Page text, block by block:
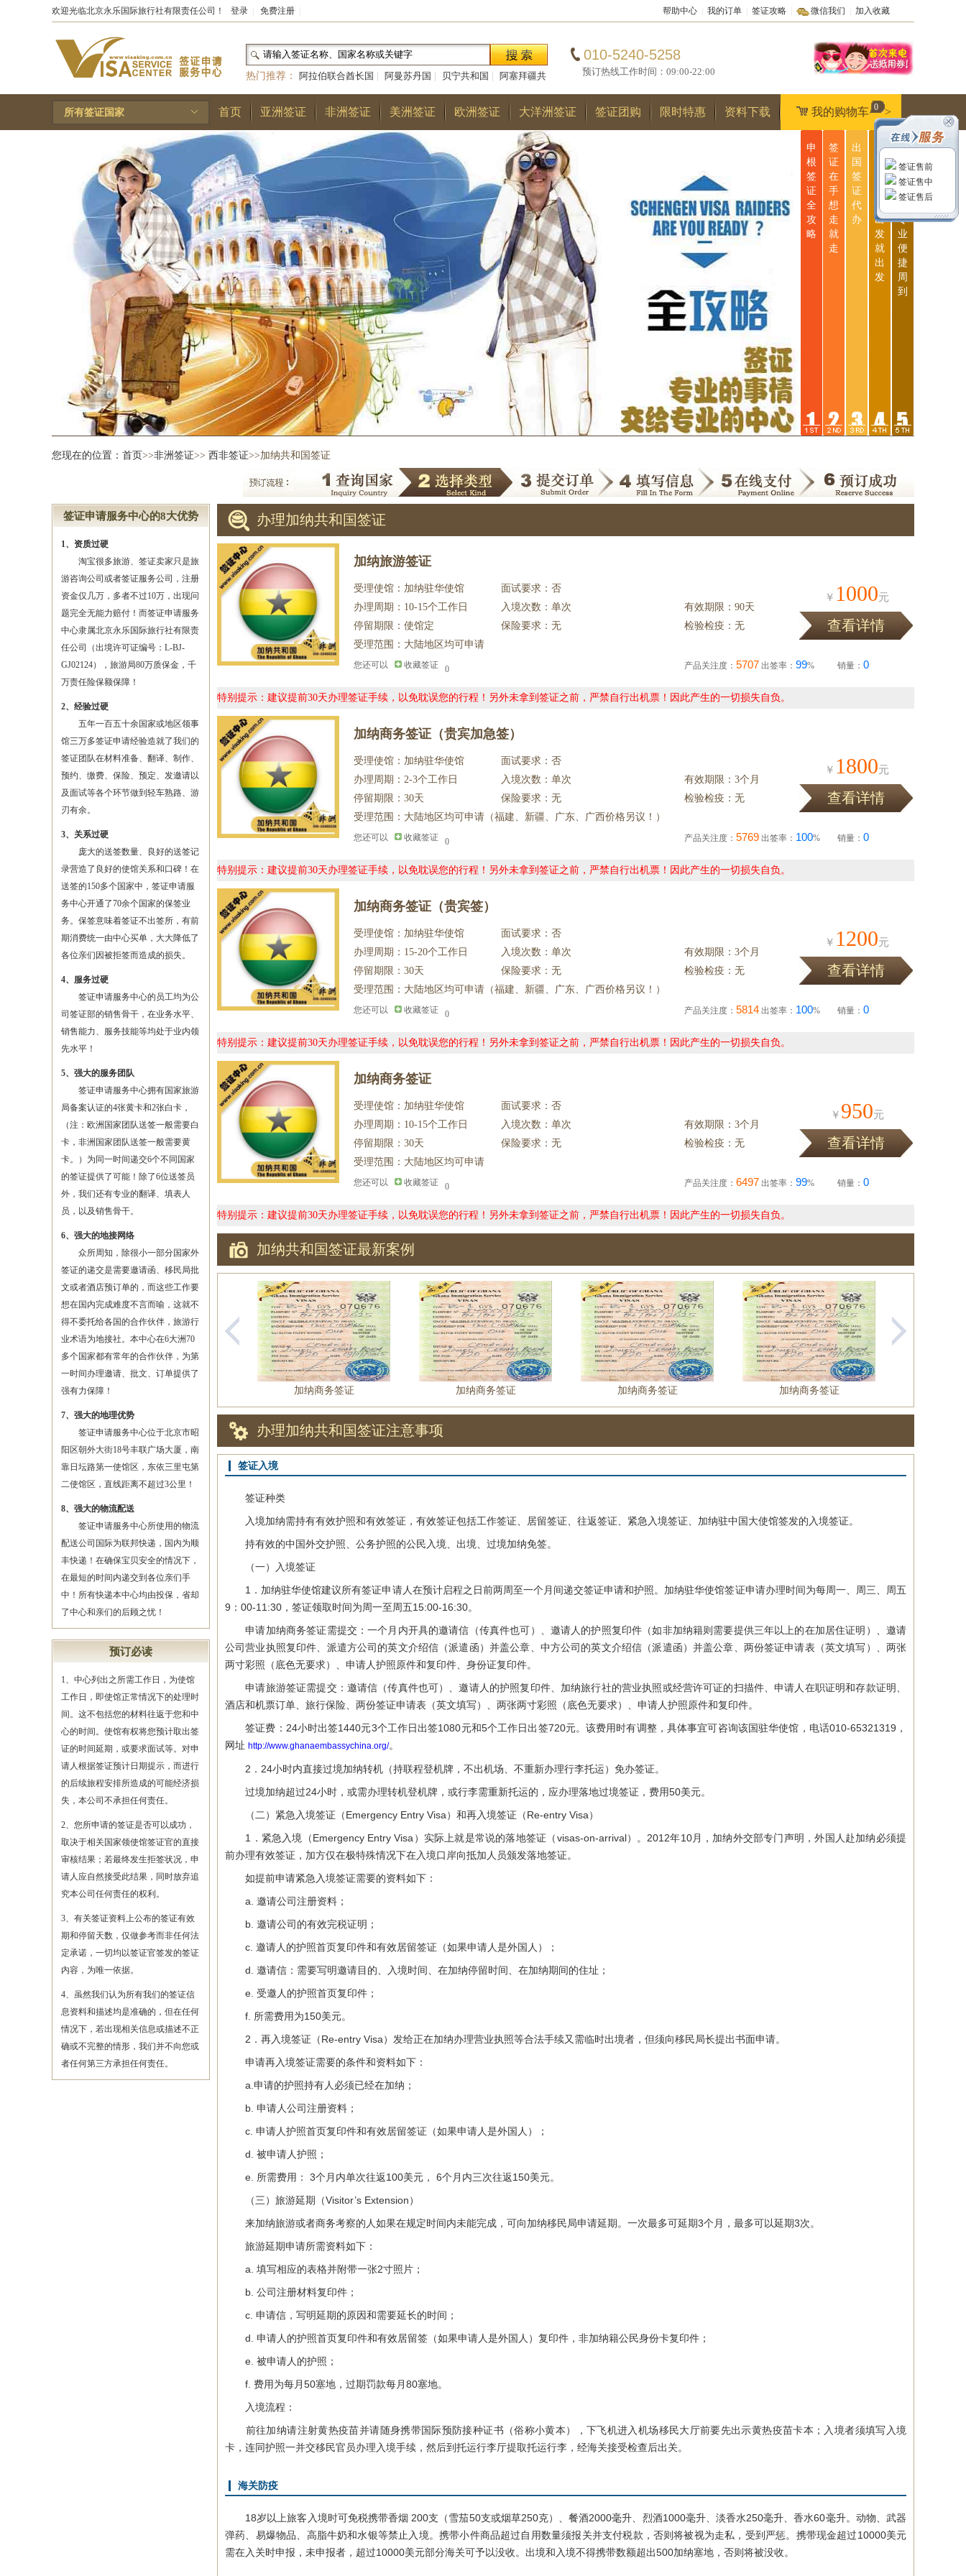
欢迎光临北京永乐国际旅行社有限责任公司！ 登录 免费注册 帮助中心 我的订单 签证攻略 微信我们 加入收藏
热门推荐： 阿拉伯联合酋长国 阿曼苏丹国 贝宁共和国
阿塞拜疆共
和国|布基纳法索|巴勒斯坦国|阿尔巴尼亚共和国|多哥共和国|巴
林王国|安道尔公国|
010-5240-5258
预订热线工作时间：09:00-22:00
所有签证国家 首页 亚洲签证 非洲签证 美洲签证 欧洲签证 大洋洲签证 签证团购 限时特惠 资料下载 我的购物车 >
0
申
根
签
证
全
攻
略
签
证
在
手
想
走
就
走
出
国
签
证
代
办
无
说
出
发
就
出
发
一
站
式
服
专
业
便
捷
周
到
您现在的位置： 首页>>非洲签证>> 西非签证>>加纳共和国签证
签证申请服务中心的8大优势
1、资质过硬
淘宝很多旅游、签证卖家只是旅
游咨询公司或者签证服务公司，注册
资金仅几万，多者不过10万，出现问
题完全无能力赔付！而签证申请服务
中心隶属北京永乐国际旅行社有限责
任公司（出境许可证编号：L-BJ-
GJ02124），旅游局80万质保金，千
万责任险保额保障！
2、经验过硬
五年一百五十余国家或地区领事
馆三万多签证申请经验造就了我们的
签证团队在材料准备、翻译、制作、
预约、缴费、保险、预定、发邀请以
及面试等各个环节做到轻车熟路、游
刃有余。
3、关系过硬
庞大的送签数量、良好的送签记
录营造了良好的使馆关系和口碑！在
送签的150多个国家中，签证申请服
务中心开通了70余个国家的保签业
务。保签意味着签证不出签所，有前
期消费统一由中心买单，大大降低了
各位亲们因被拒签而造成的损失。
4、服务过硬
签证申请服务中心的员工均为公
司签证部的销售骨干，在业务水平、
销售能力、服务技能等均处于业内领
先水平！
5、强大的服务团队
签证申请服务中心拥有国家旅游
局备案认证的4张黄卡和2张白卡，
（注：欧洲国家团队送签一般需要白
卡，非洲国家团队送签一般需要黄
卡。）为同一时间递交6个不同国家
的签证提供了可能！除了6位送签员
外，我们还有专业的翻译、填表人
员，以及销售骨干。
6、强大的地接网络
众所周知，除很小一部分国家外
签证的递交是需要邀请函、移民局批
文或者酒店预订单的，而这些工作要
想在国内完成难度不言而喻，这就不
得不委托给各国的合作伙伴，旅游行
业术语为地接社。本中心在6大洲70
多个国家都有常年的合作伙伴，为第
一时间办理邀请、批文、订单提供了
强有力保障！
7、强大的地理优势
签证申请服务中心位于北京市昭
阳区朝外大街18号丰联广场大厦，南
靠日坛路第一使馆区，东依三里屯第
二使馆区，直线距离不超过3公里！
8、强大的物流配送
签证申请服务中心所使用的物流
配送公司国际为联邦快递，国内为顺
丰快递！在确保宝贝安全的情况下，
在最短的时间内递交到各位亲们手
中！所有快递本中心均由投保，省却
了中心和亲们的后顾之忧！
预订必读
1、中心列出之所需工作日，为使馆
工作日，即使馆正常情况下的处理时
间。这不包括您的材料往返于您和中
心的时间。使馆有权将您预计取出签
证的时间延期，或要求面试等。对申
请人根据签证预计日期提示，而进行
的后续旅程安排所造成的可能经济损
失，本公司不承担任何责任。
2、您所申请的签证是否可以成功，
取决于相关国家领使馆签证官的直接
审核结果；若最终发生拒签状况，申
请人应自然接受此结果，同时放弃追
究本公司任何责任的权利。
3、有关签证资料上公布的签证有效
期和停留天数，仅做参考而非任何法
定承诺，一切均以签证官签发的签证
内容，为唯一依据。
4、虽然我们认为所有我们的签证信
息资料和描述均是准确的，但在任何
情况下，若出现相关信息或描述不正
确或不完整的情形，我们并不向您或
者任何第三方承担任何责任。
办理加纳共和国签证
加纳旅游签证
受理使馆：加纳驻华使馆
面试要求：否
办理周期：10-15个工作日
入境次数：单次
有效期限：90天
停留期限：使馆定
保险要求：无
检验检疫：无
受理范围：大陆地区均可申请
￥ 1000元
查看详情
您还可以 收藏签证 0 产品关注度：5707 出签率： 99% 销量：0
特别提示：建议提前30天办理签证手续，以免耽误您的行程！另外未拿到签证之前，严禁自行出机票！因此产生的一切损失自负。
加纳商务签证（贵宾加急签）
受理使馆：加纳驻华使馆
面试要求：否
办理周期：2-3个工作日
入境次数：单次
有效期限：3个月
停留期限：30天
保险要求：无
检验检疫：无
受理范围：大陆地区均可申请（福建、新疆、广东、广西价格另议！）
￥ 1800元
查看详情
您还可以 收藏签证 0 产品关注度：5769 出签率： 100% 销量：0
特别提示：建议提前30天办理签证手续，以免耽误您的行程！另外未拿到签证之前，严禁自行出机票！因此产生的一切损失自负。
加纳商务签证（贵宾签）
受理使馆：加纳驻华使馆
面试要求：否
办理周期：15-20个工作日
入境次数：单次
有效期限：3个月
停留期限：30天
保险要求：无
检验检疫：无
受理范围：大陆地区均可申请（福建、新疆、广东、广西价格另议！）
￥ 1200元
查看详情
您还可以 收藏签证 0 产品关注度：5814 出签率： 100% 销量：0
特别提示：建议提前30天办理签证手续，以免耽误您的行程！另外未拿到签证之前，严禁自行出机票！因此产生的一切损失自负。
加纳商务签证
受理使馆：加纳驻华使馆
面试要求：否
办理周期：10-15个工作日
入境次数：单次
有效期限：3个月
停留期限：30天
保险要求：无
检验检疫：无
受理范围：大陆地区均可申请
￥ 950元
查看详情
您还可以 收藏签证 0 产品关注度：6497 出签率： 99% 销量：0
特别提示：建议提前30天办理签证手续，以免耽误您的行程！另外未拿到签证之前，严禁自行出机票！因此产生的一切损失自负。
加纳共和国签证最新案例
加纳商务签证 加纳商务签证 加纳商务签证 加纳商务签证
办理加纳共和国签证注意事项
签证入境
签证种类
入境加纳需持有有效护照和有效签证，有效签证包括工作签证、居留签证、往返签证、紧急入境签证、加纳驻中国大使馆签发的入境签证。
持有效的中国外交护照、公务护照的公民入境、出境、过境加纳免签。
（一）入境签证
1．加纳驻华使馆建议所有签证申请人在预计启程之日前两周至一个月间递交签证申请和护照。加纳驻华使馆签证申请办理时间为每周一、周三、周五
9：00-11:30，签证领取时间为周一至周五15:00-16:30。
申请加纳商务签证需提交：一个月内开具的邀请信（传真件也可）、邀请人的护照复印件（如非加纳籍则需要提供三年以上的在加居住证明）、邀请
公司营业执照复印件、派遣方公司的英文介绍信（派遣函）并盖公章、中方公司的英文介绍信（派遣函）并盖公章、两份签证申请表（英文填写）、两张
两寸彩照（底色无要求）、申请人护照原件和复印件、身份证复印件。
申请旅游签证需提交：邀请信（传真件也可）、邀请人的护照复印件、加纳旅行社的营业执照或经营许可证的扫描件、申请人在职证明和存款证明、
酒店和机票订单、旅行保险、两份签证申请表（英文填写）、两张两寸彩照（底色无要求）、申请人护照原件和复印件。
签证费：24小时出签1440元3个工作日出签1080元和5个工作日出签720元。该费用时有调整，具体事宜可咨询该国驻华使馆，电话010-65321319，
网址 http://www.ghanaembassychina.org/。
2．24小时内直接过境加纳转机（持联程登机牌，不出机场、不重新办理行李托运）免办签证。
过境加纳超过24小时，或需办理转机登机牌，或行李需重新托运的，应办理落地过境签证，费用50美元。
（二）紧急入境签证（Emergency Entry Visa）和再入境签证（Re-entry Visa）
1．紧急入境（Emergency Entry Visa）实际上就是常说的落地签证（visas-on-arrival）。2012年10月，加纳外交部专门声明，外国人赴加纳必须提
前办理有效签证，加方仅在极特殊情况下在入境口岸向抵加人员颁发落地签证。
如提前申请紧急入境签证需要的资料如下：
a. 邀请公司注册资料；
b. 邀请公司的有效完税证明；
c. 邀请人的护照首页复印件和有效居留签证（如果申请人是外国人）；
d. 邀请信：需要写明邀请目的、入境时间、在加纳停留时间、在加纳期间的住址；
e. 受邀人的护照首页复印件；
f. 所需费用为150美元。
2．再入境签证（Re-entry Visa）发给正在加纳办理营业执照等合法手续又需临时出境者，但须向移民局长提出书面申请。
申请再入境签证需要的条件和资料如下：
a.申请的护照持有人必须已经在加纳；
b. 申请人公司注册资料；
c. 申请人护照首页复印件和有效居留签证（如果申请人是外国人）；
d. 被申请人护照；
e. 所需费用： 3个月内单次往返100美元， 6个月内三次往返150美元。
（三）旅游延期（Visitor’s Extension）
来加纳旅游或者商务考察的人如果在规定时间内未能完成，可向加纳移民局申请延期。一次最多可延期3个月，最多可以延期3次。
旅游延期申请所需资料如下：
a. 填写相应的表格并附带一张2寸照片；
b. 公司注册材料复印件；
c. 申请信，写明延期的原因和需要延长的时间；
d. 申请人的护照首页复印件和有效居留签（如果申请人是外国人）复印件，非加纳籍公民身份卡复印件；
e. 被申请人的护照；
f. 费用为每月50塞地，过期罚款每月80塞地。
入境流程：
前往加纳请注射黄热疫苗并请随身携带国际预防接种证书（俗称小黄本），下飞机进入机场移民大厅前要先出示黄热疫苗卡本；入境者须填写入境
卡，连同护照一并交移民官员办理入境手续，然后到托运行李厅提取托运行李，经海关接受检查后出关。
海关防疫
18岁以上旅客入境时可免税携带香烟 200支（雪茄50支或烟草250克）、餐酒2000毫升、烈酒1000毫升、淡香水250毫升、香水60毫升。动物、武器
弹药、易爆物品、高脂牛奶和水银等禁止入境。携带小件商品超过自用数量须报关并支付税款，否则将被视为走私，受到严惩。携带现金超过10000美元
需在入关时申报，未申报者，超过10000美元部分海关可予以没收。出境和入境不得携带数额超出500加纳塞地，否则将被没收。
签证售前
签证售中
签证售后